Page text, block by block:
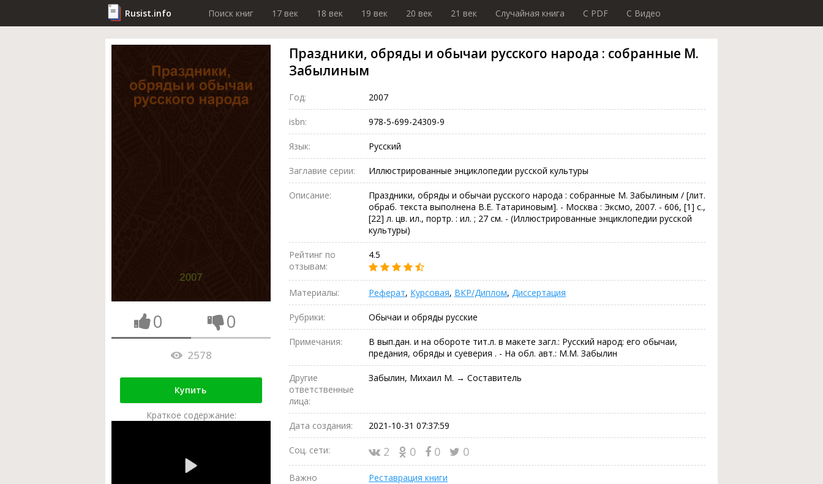
Rusist.info Поиск книг 17 век 18 век 19 век 20 век 21 век Случайная книга C PDF C Видео
0 0
2578
Купить
Краткое содержание:
Праздники, обряды и обычаи русского народа : собранные М.
Забылиным
Год: 2007
isbn: 978-5-699-24309-9
Язык: Русский
Заглавие серии: Иллюстрированные энциклопедии русской культуры
Описание:
Праздники, обряды и обычаи русского народа : собранные М. Забылиным / [лит.
обраб. текста выполнена В.Е. Татариновым]. - Москва : Эксмо, 2007. - 606, [1] с.,
[22] л. цв. ил., портр. : ил. ; 27 см. - (Иллюстрированные энциклопедии русской
культуры)
Рейтинг по
отзывам:
4.5
Материалы: Реферат, Курсовая, ВКР/Диплом, Диссертация
Рубрики: Обычаи и обряды русские
Примечания:
В вып.дан. и на обороте тит.л. в макете загл.: Русский народ: его обычаи,
предания, обряды и суеверия . - На обл. авт.: М.М. Забылин
Другие
ответственные
лица:
Забылин, Михаил М. → Составитель
Дата создания: 2021-10-31 07:37:59
Соц. сети: 2 0 0 0
Важно Реставрация книги